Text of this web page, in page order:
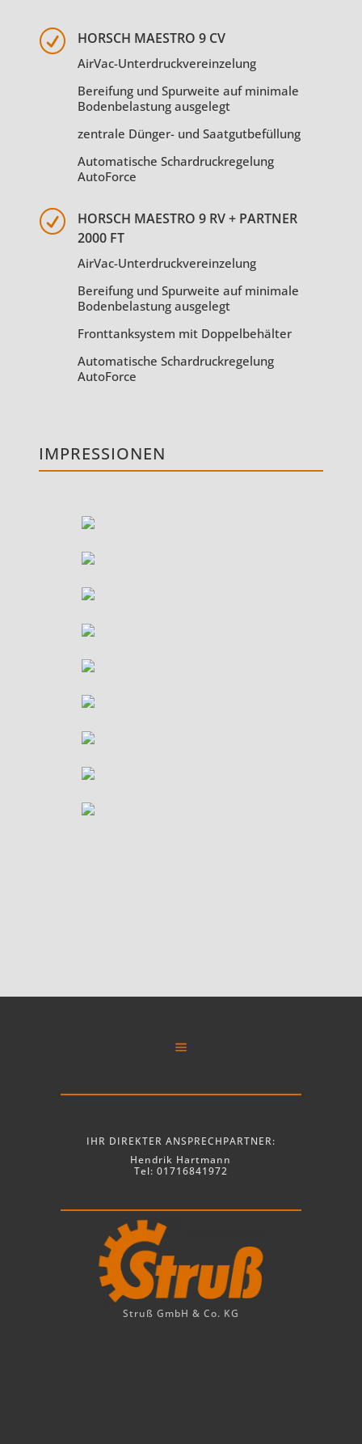
R HORSCH MAESTRO 9 CV
AirVac-Unterdruckvereinzelung
Bereifung und Spurweite auf minimale
Bodenbelastung ausgelegt
zentrale Dünger- und Saatgutbefüllung
Automatische Schardruckregelung
AutoForce
R
HORSCH MAESTRO 9 RV + PARTNER
2000 FT
AirVac-Unterdruckvereinzelung
Bereifung und Spurweite auf minimale
Bodenbelastung ausgelegt
Fronttanksystem mit Doppelbehälter
Automatische Schardruckregelung
AutoForce
IMPRESSIONEN
IHR DIREKTER ANSPRECHPARTNER:
Hendrik Hartmann
Tel: 01716841972
Struß GmbH & Co. KG